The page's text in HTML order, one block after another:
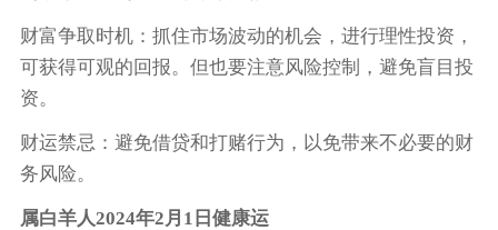
财富争取时机：抓住市场波动的机会，进行理性投资，
可获得可观的回报。但也要注意风险控制，避免盲目投
资。
财运禁忌：避免借贷和打赌行为，以免带来不必要的财
务风险。
属白羊人2024年2月1日健康运